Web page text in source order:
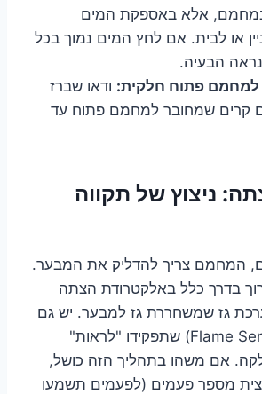
אלא באספקת המים
או לבית. אם לחץ המים נמוך בכל
הבעיה.
למחמם פתוח חלקית: ודאו שברז
קרים שמחובר למחמם פתוח עד
ניצוץ של תקווה
המחמם צריך להדליק את המבער.
בדרך כלל באלקטרודת הצתה
גז שמשחררת גז למבער. יש גם
חיישן להבה (Flame Sensor) שתפקידו "לראות"
אם משהו בתהליך הזה כושל,
מספר פעמים (לפעמים תשמעו